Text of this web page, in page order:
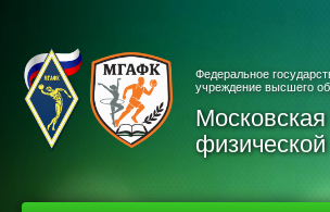
Федеральное
учреждение высшего